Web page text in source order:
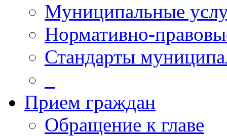
Муниципальные
Нормативно-
Стандарты
Прием граждан
Обращение к главе